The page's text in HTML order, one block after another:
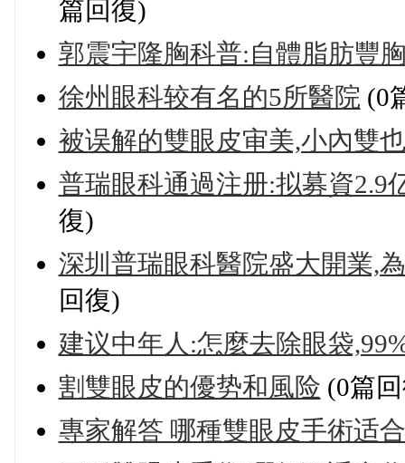
篇回復)
郭震宇隆胸科普:自體脂肪豐
徐州眼科较有名的5所醫院 (0
被误解的雙眼皮审美,小內雙
普瑞眼科通過注册:拟募資2.9
復)
深圳普瑞眼科醫院盛大開業,
回復)
建议中年人:怎麼去除眼袋
割雙眼皮的優势和風险 (0篇
專家解答 哪種雙眼皮手術适